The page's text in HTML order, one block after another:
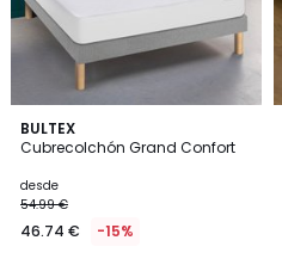
BULTEX
Cubrecolchón Grand Confort
desde
54.99 €
46.74 € -15%
4,6
/ 5